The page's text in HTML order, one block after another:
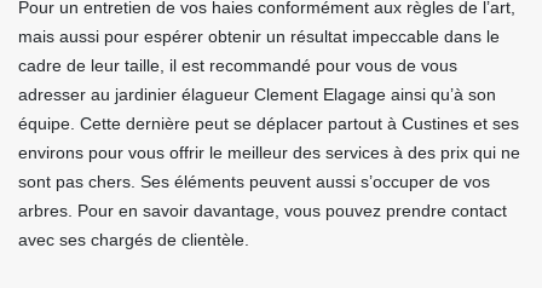
Pour un entretien de vos haies conformément aux règles de l’art,
mais aussi pour espérer obtenir un résultat impeccable dans le
cadre de leur taille, il est recommandé pour vous de vous
adresser au jardinier élagueur Clement Elagage ainsi qu’à son
équipe. Cette dernière peut se déplacer partout à Custines et ses
environs pour vous offrir le meilleur des services à des prix qui ne
sont pas chers. Ses éléments peuvent aussi s’occuper de vos
arbres. Pour en savoir davantage, vous pouvez prendre contact
avec ses chargés de clientèle.